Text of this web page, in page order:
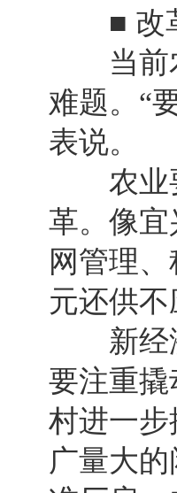
■ 改革
当前农
难题。“
表说。
农业要
革。像
网管理
元还供不
新经济
要注重
村进一
广量大